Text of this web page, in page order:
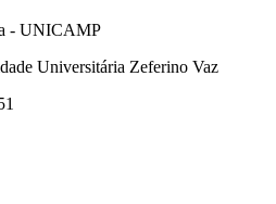
- UNICAMP
Universitária Zeferino Vaz